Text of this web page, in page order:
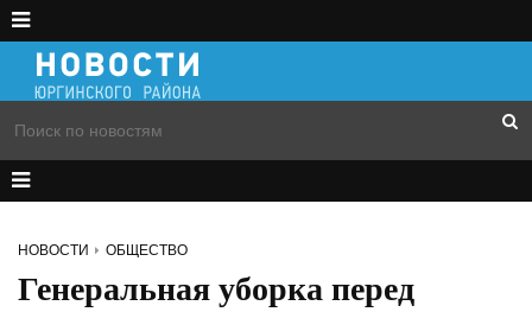
НОВОСТИ ОБЩЕСТВО
Генеральная уборка перед